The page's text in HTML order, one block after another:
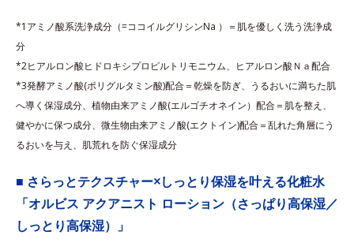
*1アミノ酸系洗浄成分（=ココイルグリシンNa ）＝肌を優しく洗う洗浄成
分
*2ヒアルロン酸ヒドロキシプロピルトリモニウム、ヒアルロン酸Ｎａ配合
*3発酵アミノ酸(ポリグルタミン酸)配合＝乾燥を防ぎ、うるおいに満ちた肌
へ導く保湿成分、植物由来アミノ酸(エルゴチオネイン）配合＝肌を整え、
健やかに保つ成分、微生物由来アミノ酸(エクトイン)配合＝乱れた角層にう
るおいを与え、肌荒れを防ぐ保湿成分
■ さらっとテクスチャー×しっとり保湿を叶える化粧水
「オルビス アクアニスト ローション（さっぱり高保湿／
しっとり高保湿）」